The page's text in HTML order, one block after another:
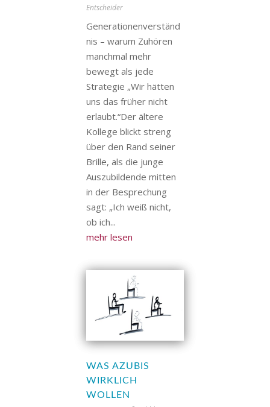
Entscheider
Generationenverständ
nis – warum Zuhören
manchmal mehr
bewegt als jede
Strategie „Wir hätten
uns das früher nicht
erlaubt.“Der ältere
Kollege blickt streng
über den Rand seiner
Brille, als die junge
Auszubildende mitten
in der Besprechung
sagt: „Ich weiß nicht,
ob ich...
mehr lesen
WAS AZUBIS
WIRKLICH
WOLLEN